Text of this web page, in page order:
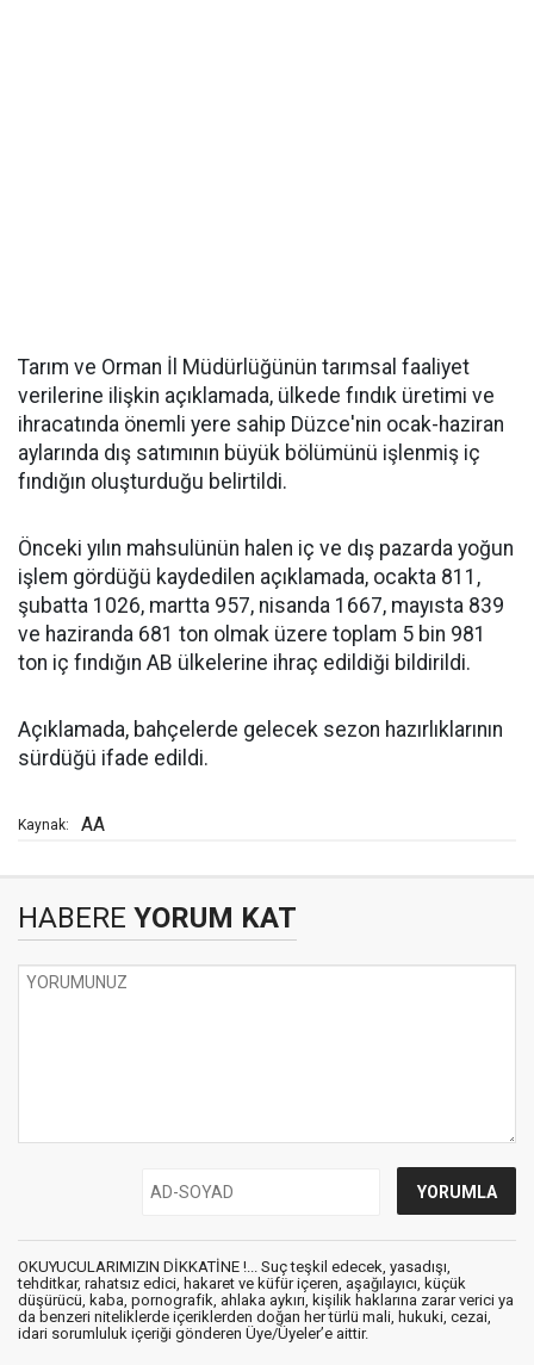
Tarım ve Orman İl Müdürlüğünün tarımsal faaliyet
verilerine ilişkin açıklamada, ülkede fındık üretimi ve
ihracatında önemli yere sahip Düzce'nin ocak-haziran
aylarında dış satımının büyük bölümünü işlenmiş iç
fındığın oluşturduğu belirtildi.
Önceki yılın mahsulünün halen iç ve dış pazarda yoğun
işlem gördüğü kaydedilen açıklamada, ocakta 811,
şubatta 1026, martta 957, nisanda 1667, mayısta 839
ve haziranda 681 ton olmak üzere toplam 5 bin 981
ton iç fındığın AB ülkelerine ihraç edildiği bildirildi.
Açıklamada, bahçelerde gelecek sezon hazırlıklarının
sürdüğü ifade edildi.
Kaynak: AA
HABERE YORUM KAT
OKUYUCULARIMIZIN DİKKATİNE !... Suç teşkil edecek, yasadışı,
tehditkar, rahatsız edici, hakaret ve küfür içeren, aşağılayıcı, küçük
düşürücü, kaba, pornografik, ahlaka aykırı, kişilik haklarına zarar verici ya
da benzeri niteliklerde içeriklerden doğan her türlü mali, hukuki, cezai,
idari sorumluluk içeriği gönderen Üye/Üyeler’e aittir.